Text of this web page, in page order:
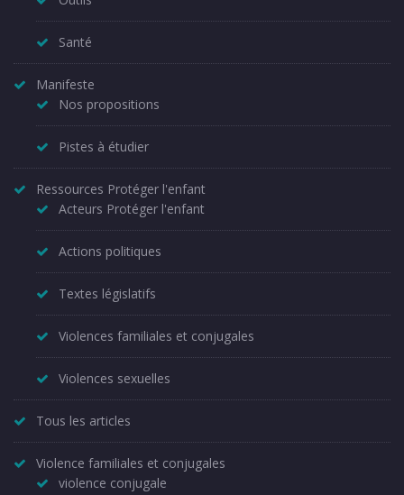
Santé
Manifeste
Nos propositions
Pistes à étudier
Ressources Protéger l'enfant
Acteurs Protéger l'enfant
Actions politiques
Textes législatifs
Violences familiales et conjugales
Violences sexuelles
Tous les articles
Violence familiales et conjugales
violence conjugale